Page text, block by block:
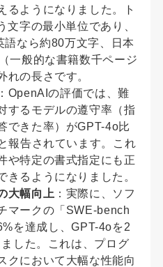
るようになりました。ト
文字の最小単位であり、
語なら約80万文字、日本
一般的な書籍数千ページ
れの長さです。
：OpenAIの評価では、難
するモデルの遵守率（指
できた率）がGPT-4o比
報告されています。これ
や特定の書式指定にも正
きるようになりました。
大幅向上 ：実際に、ソフ
マークの「SWE-bench
を達成し、GPT-4oを2
した。これは、プログ
クにおいて大幅な性能向